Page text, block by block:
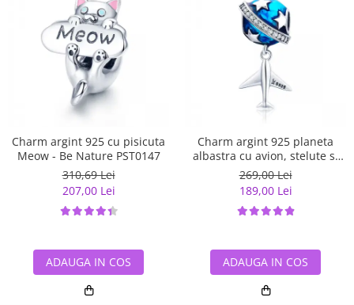
Charm argint 925 cu pisicuta
Meow - Be Nature PST0147
310,69 Lei
207,00 Lei
ADAUGA IN COS
Charm argint 925 planeta
albastra cu avion, stelute si
zirconii albe PST0149
269,00 Lei
189,00 Lei
ADAUGA IN COS